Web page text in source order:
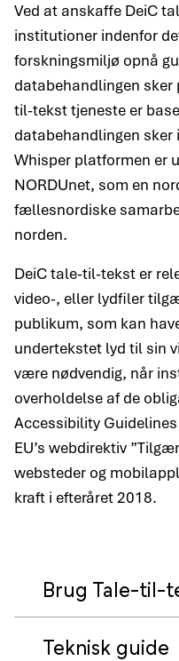
Ved at anskaffe DeiC
institutioner indenfor
forskningsmiljø opnå
databehandlingen sker
til-tekst tjeneste er
databehandlingen sker
Whisper platformen er
NORDUnet, som en
fællesnordiske
norden.
DeiC tale-til-tekst er
video-, eller lydfiler
publikum, som kan
undertekstet lyd til sin
være nødvendig, når
overholdelse af de
Accessibility
EU’s webdirektiv
websteder og
kraft i efteråret 2018.
Brug Tale-til-
Teknisk guide